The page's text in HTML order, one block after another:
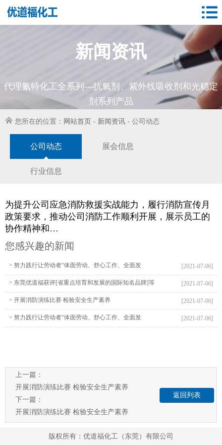
新闻资讯
代理氰特化工全系列---抗氧剂、紫外线吸收剂和光稳定
剂系列产品
您所在的位置： 网站首页 - 新闻资讯 - 公司动态
公司动态 展会信息
行业信息
为提升公司应急消防救援实战能力，履行消防宣传月
政策要求，推动公司消防工作顺利开展，展示员工的
协作精神和…
您感兴趣的新闻
> 努力践行让劳动者“体面劳动、舒心工作、全面发
展”的职责要求
[2021-07-06]
> 东莞优道福获评[省重点培育和发展的国际知名品牌]等
荣誉
[2021-07-06]
> 开展消防演练比赛 检验安全生产素养 [2021-07-06]
> 努力践行让劳动者“体面劳动、舒心工作、全面发 [2021-07-06]
上一篇：
开展消防演练比赛 检验安全生产素养
下一篇：
开展消防演练比赛 检验安全生产素养
返回列表
版权所有：优道福化工（东莞）有限公司